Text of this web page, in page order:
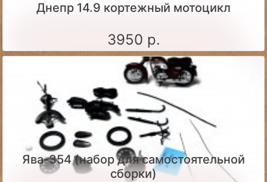
Днепр 14.9 кортежный мотоцикл
3950 р.
Ява-354 (набор для самостоятельной
сборки)